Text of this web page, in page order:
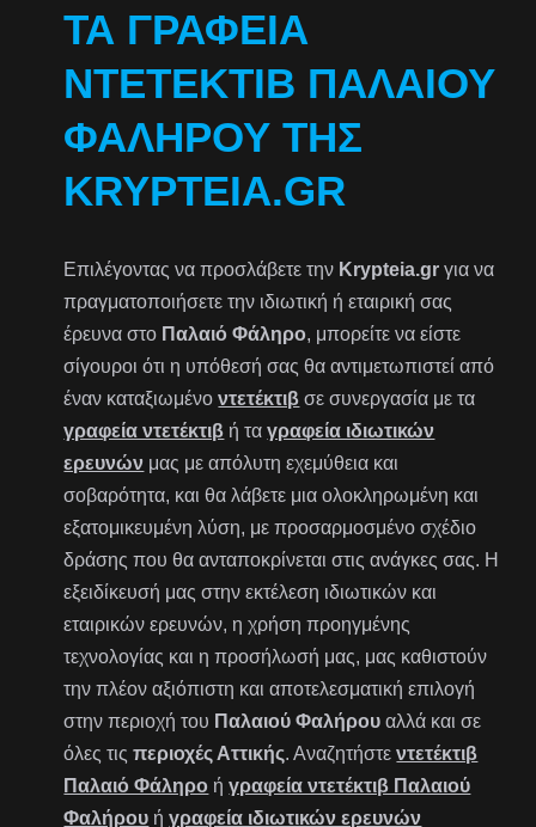
ΤΑ ΓΡΑΦΕΊΑ
ΝΤΕΤΈΚΤΙΒ ΠΑΛΑΙΟΎ
ΦΑΛΉΡΟΥ ΤΗΣ
KRYPTEIA.GR
Επιλέγοντας να προσλάβετε την Krypteia.gr για να
πραγματοποιήσετε την ιδιωτική ή εταιρική σας
έρευνα στο Παλαιό Φάληρο, μπορείτε να είστε
σίγουροι ότι η υπόθεσή σας θα αντιμετωπιστεί από
έναν καταξιωμένοντετέκτιβ σε συνεργασία με τα
γραφεία ντετέκτιβ ή ταγραφεία ιδιωτικών
ερευνών μας με απόλυτη εχεμύθεια και
σοβαρότητα, και θα λάβετε μια ολοκληρωμένη και
εξατομικευμένη λύση, με προσαρμοσμένο σχέδιο
δράσης που θα ανταποκρίνεται στις ανάγκες σας. Η
εξειδίκευσή μας στην εκτέλεση ιδιωτικών και
εταιρικών ερευνών, η χρήση προηγμένης
τεχνολογίας και η προσήλωσή μας, μας καθιστούν
την πλέον αξιόπιστη και αποτελεσματική επιλογή
στην περιοχή του Παλαιού Φαλήρου αλλά και σε
όλες τιςπεριοχές Αττικής. Αναζητήστεντετέκτιβ
Παλαιό Φάληρο ήγραφεία ντετέκτιβ Παλαιού
Φαλήρου ήγραφεία ιδιωτικών ερευνών